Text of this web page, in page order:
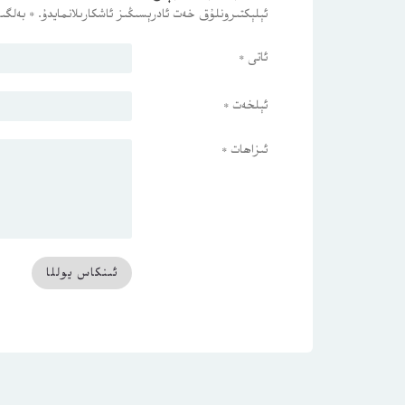
ئېلېكتىرونلۇق خەت ئادرېسىڭىز ئاشكارىلانمايدۇ. *
ئاتى *
ئېلخەت *
ئىزاھات *